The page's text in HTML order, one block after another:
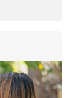
懂父親的